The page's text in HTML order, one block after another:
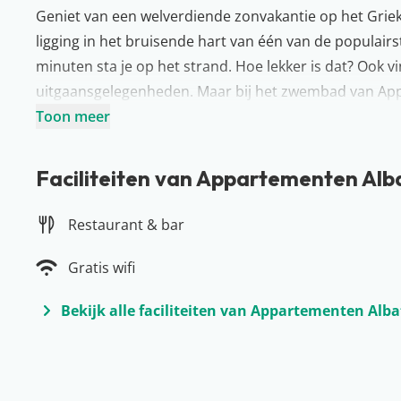
Geniet van een welverdiende zonvakantie op het
ligging in het bruisende hart van één van de
minuten sta je op het strand. Hoe lekker is dat? Ook
uitgaansgelegenheden. Maar bij het zwembad van
een verfrissende duik, bestel een drankje aan de bar
Meer over Zakynthos
Een eiland vol leuke stranden, mooie hotels en
Zakynthos. Al vroeg in het voorjaar is Zakynthos een
langs de beste snorkelplekken; het kan hier allemaal.
aanrader!
Toon meer
Faciliteiten van Appartementen
Restaurant & bar
Gratis wifi
Bekijk alle faciliteiten van Appartementen